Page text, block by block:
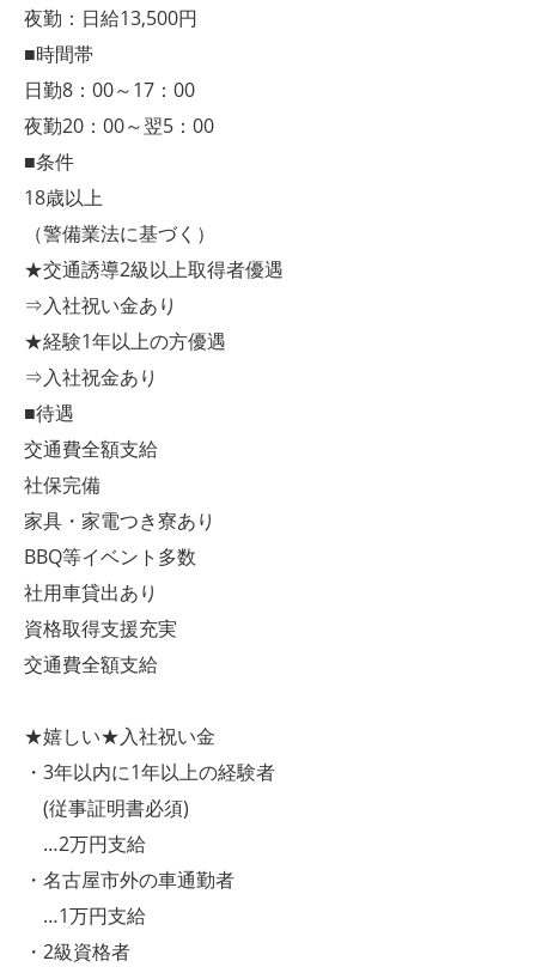
夜勤：日給13,500円
■時間帯
日勤8：00～17：00
夜勤20：00～翌5：00
■条件
18歳以上
（警備業法に基づく）
★交通誘導2級以上取得者優遇
⇒入社祝い金あり
★経験1年以上の方優遇
⇒入社祝金あり
■待遇
交通費全額支給
社保完備
家具・家電つき寮あり
BBQ等イベント多数
社用車貸出あり
資格取得支援充実
交通費全額支給
★嬉しい★入社祝い金
・3年以内に1年以上の経験者
(従事証明書必須)
…2万円支給
・名古屋市外の車通勤者
…1万円支給
・2級資格者